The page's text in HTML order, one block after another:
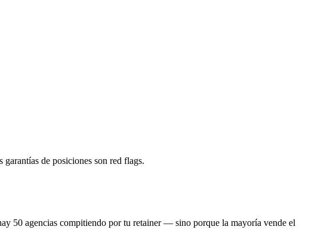
de posiciones son red flags.
50 agencias compitiendo por tu retainer — sino porque la mayoría vende el